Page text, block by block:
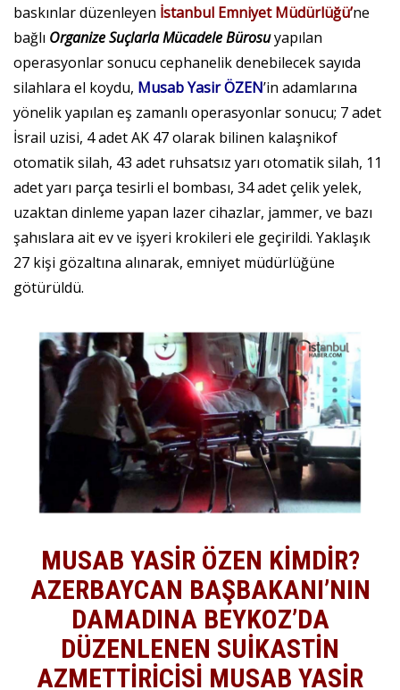
baskınlar düzenleyen İstanbul Emniyet Müdürlüğü’ne
bağlı Organize Suçlarla Mücadele Bürosuyapılan
operasyonlar sonucu cephanelik denebilecek sayıda
silahlara el koydu, Musab Yasir ÖZEN’in adamlarına
yönelik yapılan eş zamanlı operasyonlar sonucu; 7 adet
İsrail uzisi, 4 adet AK 47 olarak bilinen kalaşnikof
otomatik silah, 43 adet ruhsatsız yarı otomatik silah, 11
adet yarı parça tesirli el bombası, 34 adet çelik yelek,
uzaktan dinleme yapan lazer cihazlar, jammer, ve bazı
şahıslara ait ev ve işyeri krokileri ele geçirildi. Yaklaşık
27 kişi gözaltına alınarak, emniyet müdürlüğüne
götürüldü.
MUSAB YASİR ÖZEN KİMDİR?
AZERBAYCAN BAŞBAKANI’NIN
DAMADINA BEYKOZ’DA
DÜZENLENEN SUİKASTİN
AZMETTİRİCİSİ MUSAB YASİR